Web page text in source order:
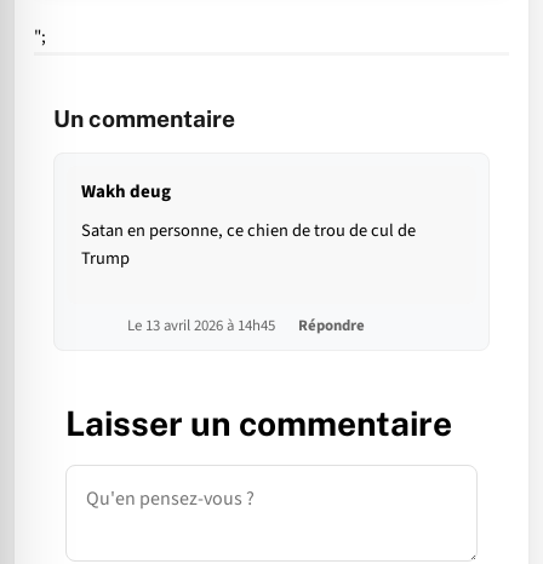
";
Un commentaire
Wakh deug
Satan en personne, ce chien de trou de cul de
Trump
Le 13 avril 2026 à 14h45 Répondre
Laisser un commentaire
Commentaire